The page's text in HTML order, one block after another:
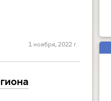
1 ноября, 2022 г.